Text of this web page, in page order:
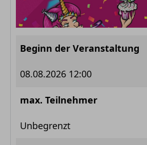
Beginn der Veranstaltung
08.08.2026 12:00
max. Teilnehmer
Unbegrenzt